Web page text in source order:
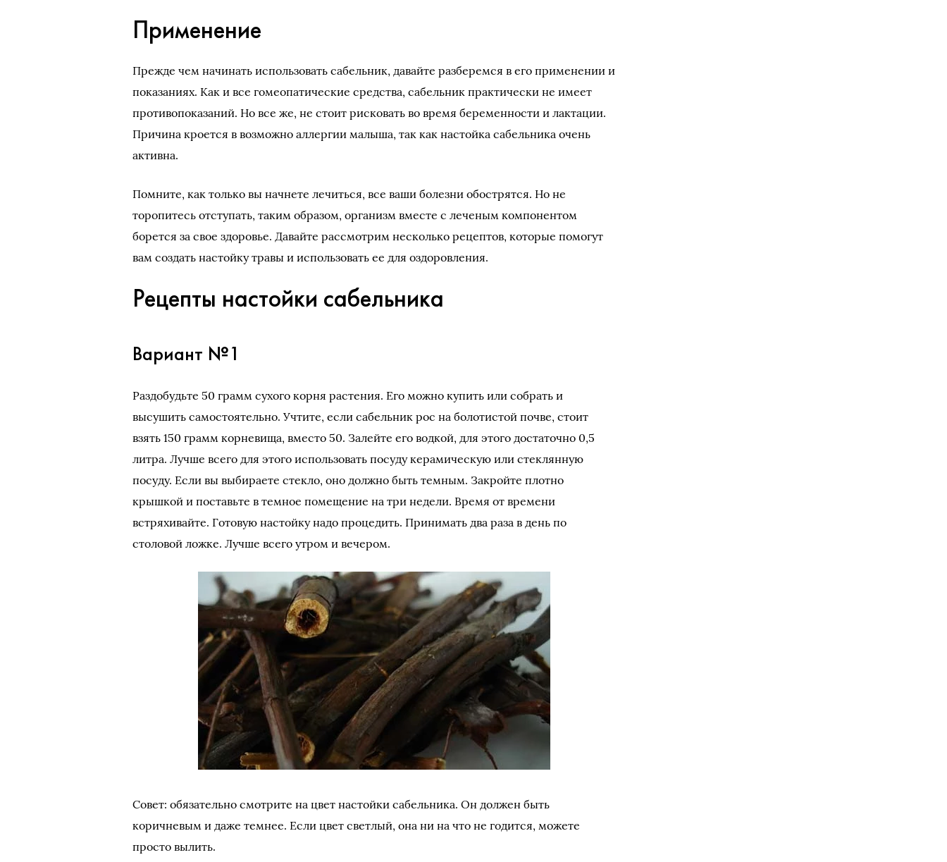
Применение
Прежде чем начинать использовать сабельник, давайте разберемся в его применении и
показаниях. Как и все гомеопатические средства, сабельник практически не имеет
противопоказаний. Но все же, не стоит рисковать во время беременности и лактации.
Причина кроется в возможно аллергии малыша, так как настойка сабельника очень
активна.
Помните, как только вы начнете лечиться, все ваши болезни обострятся. Но не
торопитесь отступать, таким образом, организм вместе с леченым компонентом
борется за свое здоровье. Давайте рассмотрим несколько рецептов, которые помогут
вам создать настойку травы и использовать ее для оздоровления.
Рецепты настойки сабельника
Вариант №1
Раздобудьте 50 грамм сухого корня растения. Его можно купить или собрать и
высушить самостоятельно. Учтите, если сабельник рос на болотистой почве, стоит
взять 150 грамм корневища, вместо 50. Залейте его водкой, для этого достаточно 0,5
литра. Лучше всего для этого использовать посуду керамическую или стеклянную
посуду. Если вы выбираете стекло, оно должно быть темным. Закройте плотно
крышкой и поставьте в темное помещение на три недели. Время от времени
встряхивайте. Готовую настойку надо процедить. Принимать два раза в день по
столовой ложке. Лучше всего утром и вечером.
Совет: обязательно смотрите на цвет настойки сабельника. Он должен быть
коричневым и даже темнее. Если цвет светлый, она ни на что не годится, можете
просто вылить.